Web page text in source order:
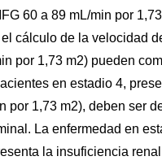
60 a 89 mL/min por
cálculo de la velocidad
por 1,73 m2) pueden
en estadio 4,
por 1,73 m2), deben ser
La enfermedad en
la insuficiencia